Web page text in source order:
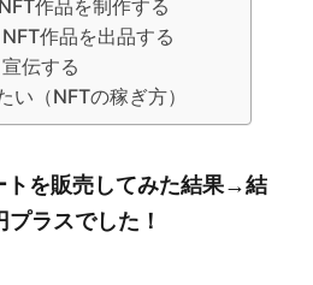
作品を制作する
作品を出品する
伝する
い（NFTの稼ぎ方）
トを販売してみた結果→結
ラスでした！